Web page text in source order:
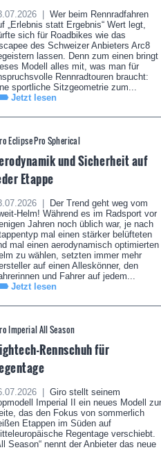
|
Wer beim Rennradfahren
„Erlebnis statt Ergebnis“ Wert legt,
sich für Roadbikes wie das
des Schweizer Anbieters Arc8
lassen. Denn zum einen bringt
Modell alles mit, was man für
Rennradtouren braucht:
sportliche Sitzgeometrie zum...
Jetzt lesen
Eclipse Pro Spherical
und Sicherheit auf
Etappe
|
Der Trend geht weg vom
Helm! Während es im Radsport vor
Jahren noch üblich war, je nach
mal einen stärker belüfteten
mal einen aerodynamisch optimierten
zu wählen, setzten immer mehr
auf einen Alleskönner, den
und Fahrer auf jedem...
Jetzt lesen
Imperial All Season
Rennschuh für
|
Giro stellt seinem
Imperial II ein neues Modell zur
das den Fokus von sommerlich
Etappen im Süden auf
Regentage verschiebt.
Season“ nennt der Anbieter das neue